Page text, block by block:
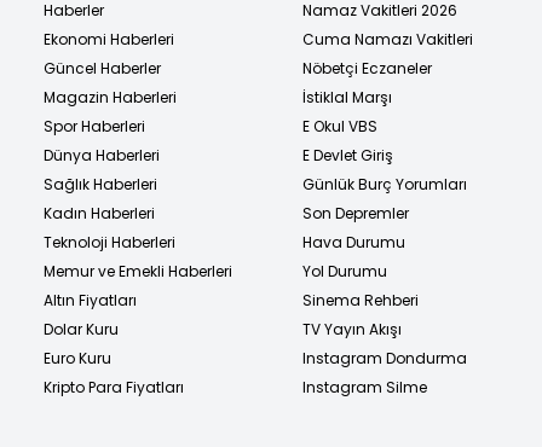
Haberler
Ekonomi Haberleri
Güncel Haberler
Magazin Haberleri
Spor Haberleri
Dünya Haberleri
Sağlık Haberleri
Kadın Haberleri
Teknoloji Haberleri
Memur ve Emekli Haberleri
Altın Fiyatları
Dolar Kuru
Euro Kuru
Kripto Para Fiyatları
Namaz Vakitleri 2026
Cuma Namazı Vakitleri
Nöbetçi Eczaneler
İstiklal Marşı
E Okul VBS
E Devlet Giriş
Günlük Burç Yorumları
Son Depremler
Hava Durumu
Yol Durumu
Sinema Rehberi
TV Yayın Akışı
Instagram Dondurma
Instagram Silme